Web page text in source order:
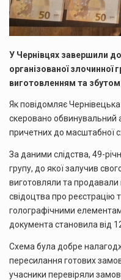
У Чернівцях завершили
організованої злочинної
виготовленням та
Як повідомляє
скеровано обвинувальний
причетних до масштабної
За даними слідства, 49-
групу, до якої залучив
виготовляли та продавали
свідоцтва про реєстрацію
голографічними
документа становила від
Схема була добре
пересилання готових
учасники перевіряли